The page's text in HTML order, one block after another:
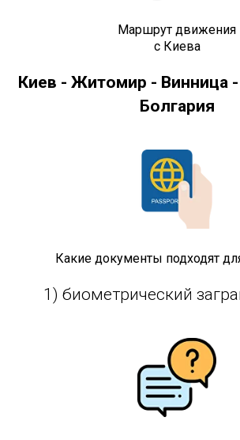
Маршрут движения
с Киева
Киев - Житомир - Винница
Болгария
Какие документы подходят
1) биометрический